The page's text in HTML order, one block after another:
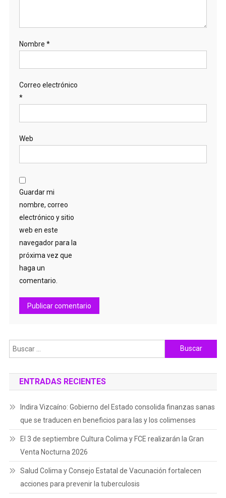
Nombre *
Correo electrónico
*
Web
Guardar mi
nombre, correo
electrónico y sitio
web en este
navegador para la
próxima vez que
haga un
comentario.
Buscar:
ENTRADAS RECIENTES
Indira Vizcaíno: Gobierno del Estado consolida finanzas sanas
que se traducen en beneficios para las y los colimenses
El 3 de septiembre Cultura Colima y FCE realizarán la Gran
Venta Nocturna 2026
Salud Colima y Consejo Estatal de Vacunación fortalecen
acciones para prevenir la tuberculosis